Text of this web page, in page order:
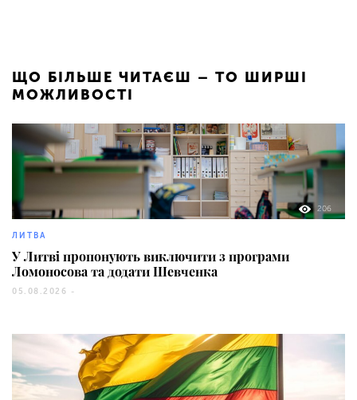
ЩО БІЛЬШЕ ЧИТАЄШ – ТО ШИРШІ
МОЖЛИВОСТІ
206
ЛИТВА
У Литві пропонують виключити з програми
Ломоносова та додати Шевченка
05.08.2026 -